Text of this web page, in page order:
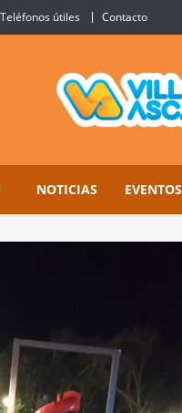
Teléfonos útiles Contacto
NOTICIAS EVENTOS